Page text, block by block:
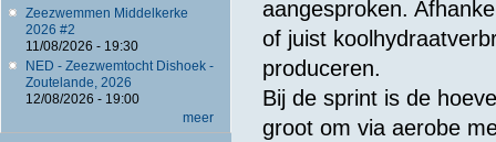
Zeezwemmen Middelkerke
2026 #2
11/08/2026 - 19:30
NED - Zeezwemtocht Dishoek -
Zoutelande, 2026
12/08/2026 - 19:00
meer
aangesproken.
of juist
produceren.
Bij de sprint is de
groot om via aerobe